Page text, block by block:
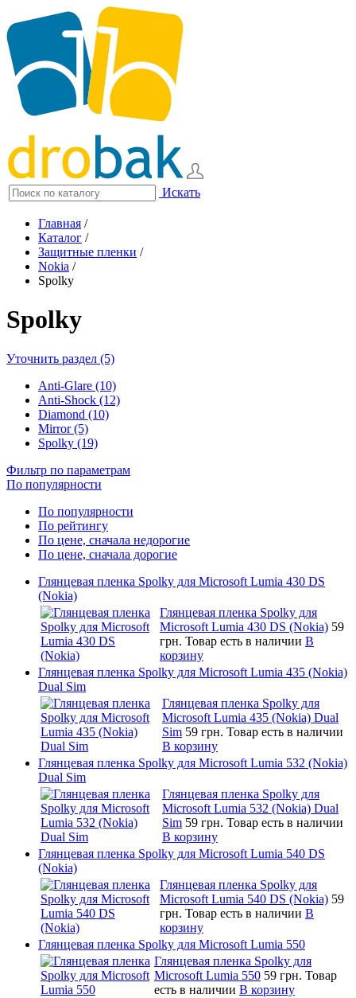
Искать
Главная /
Каталог /
Защитные пленки /
Nokia /
Spolky
Spolky
Уточнить раздел (5)
Anti-Glare (10)
Anti-Shock (12)
Diamond (10)
Mirror (5)
Spolky (19)
Фильтр по параметрам
По популярности
По популярности
По рейтингу
По цене, сначала недорогие
По цене, сначала дорогие
Глянцевая пленка Spolky для Microsoft Lumia 430 DS
(Nokia)
Глянцевая пленка Spolky для
Microsoft Lumia 430 DS (Nokia) 59
грн. Товар есть в наличии В
корзину
Глянцевая пленка Spolky для Microsoft Lumia 435 (Nokia)
Dual Sim
Глянцевая пленка Spolky для
Microsoft Lumia 435 (Nokia) Dual
Sim 59 грн. Товар есть в наличии
В корзину
Глянцевая пленка Spolky для Microsoft Lumia 532 (Nokia)
Dual Sim
Глянцевая пленка Spolky для
Microsoft Lumia 532 (Nokia) Dual
Sim 59 грн. Товар есть в наличии
В корзину
Глянцевая пленка Spolky для Microsoft Lumia 540 DS
(Nokia)
Глянцевая пленка Spolky для
Microsoft Lumia 540 DS (Nokia) 59
грн. Товар есть в наличии В
корзину
Глянцевая пленка Spolky для Microsoft Lumia 550
Глянцевая пленка Spolky для
Microsoft Lumia 550 59 грн. Товар
есть в наличии В корзину